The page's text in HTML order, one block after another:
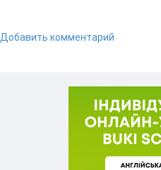
Добавить комментарий